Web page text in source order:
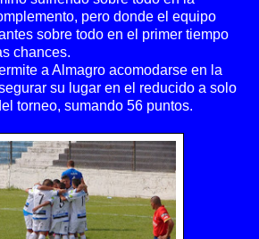
pero donde el equipo
sobre todo en el primer tiempo
chances.
a Almagro acomodarse en la
su lugar en el reducido a solo
torneo, sumando 56 puntos.